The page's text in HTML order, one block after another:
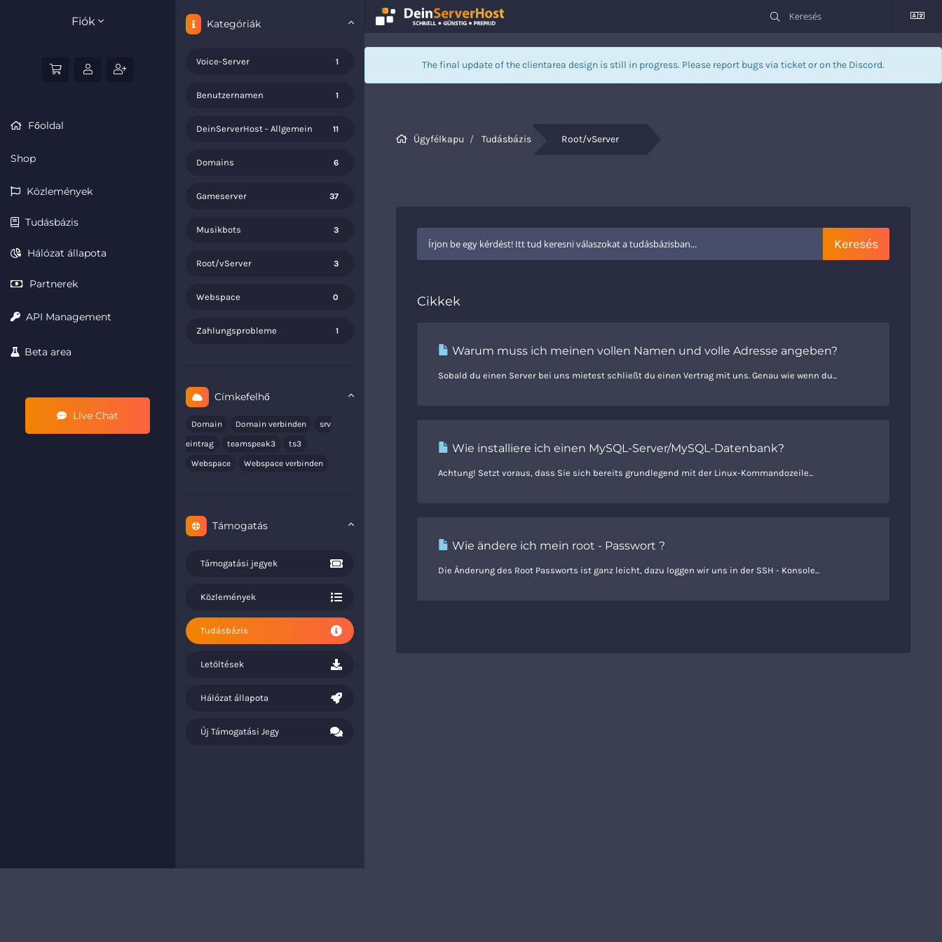
Fiók
Főoldal
Shop
Közlemények
Tudásbázis
Hálózat állapota
Partnerek
API Management
Beta area
Live Chat
Kategóriák
1
Voice-Server
1
Benutzernamen
11
DeinServerHost - Allgemein
6
Domains
37
Gameserver
3
Musikbots
3
Root/vServer
0
Webspace
1
Zahlungsprobleme
Címkefelhő
Domain Domain verbinden
srv
eintrag
teamspeak3
ts3
Webspace
Webspace verbinden
Támogatás
Támogatási jegyek
Közlemények
Tudásbázis
Letöltések
Hálózat állapota
Új Támogatási Jegy
The final update of the clientarea design is still in progress. Please report bugs via ticketor on the Discord.
Ügyfélkapu Tudásbázis Root/vServer
Cikkek
Warum muss ich meinen vollen Namen und volle Adresse angeben?
Sobald du einen Server bei uns mietest schließt du einen Vertrag mit uns. Genau wie wenn du...
Wie installiere ich einen MySQL-Server/MySQL-Datenbank?
Achtung! Setzt voraus, dass Sie sich bereits grundlegend mit der Linux-Kommandozeile...
Wie ändere ich mein root - Passwort ?
Die Änderung des Root Passworts ist ganz leicht, dazu loggen wir uns in der SSH - Konsole...